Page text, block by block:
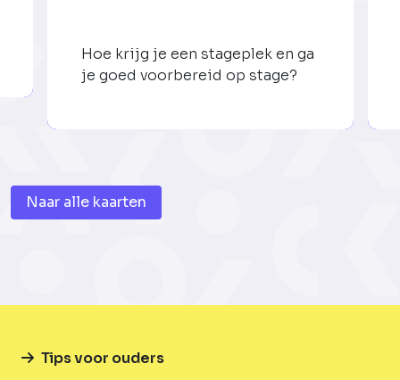
Hoe krijg je een stageplek en ga
je goed voorbereid op stage?
Naar alle kaarten
Tips voor ouders